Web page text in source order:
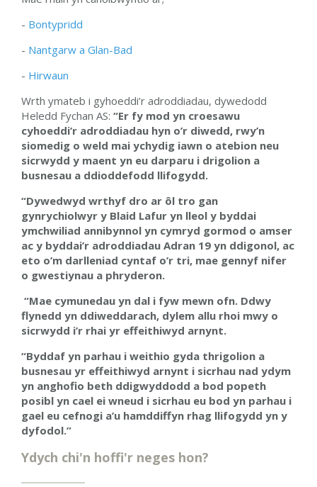
- Bontypridd
- Nantgarw a Glan-Bad
- Hirwaun
Wrth ymateb i gyhoeddi’r adroddiadau, dywedodd
Heledd Fychan AS: “Er fy mod yn croesawu
cyhoeddi’r adroddiadau hyn o’r diwedd, rwy’n
siomedig o weld mai ychydig iawn o atebion neu
sicrwydd y maent yn eu darparu i drigolion a
busnesau a ddioddefodd llifogydd.
“Dywedwyd wrthyf dro ar ôl tro gan
gynrychiolwyr y Blaid Lafur yn lleol y byddai
ymchwiliad annibynnol yn cymryd gormod o amser
ac y byddai’r adroddiadau Adran 19 yn ddigonol, ac
eto o’m darlleniad cyntaf o’r tri, mae gennyf nifer
o gwestiynau a phryderon.
“Mae cymunedau yn dal i fyw mewn ofn. Ddwy
flynedd yn ddiweddarach, dylem allu rhoi mwy o
sicrwydd i’r rhai yr effeithiwyd arnynt.
“Byddaf yn parhau i weithio gyda thrigolion a
busnesau yr effeithiwyd arnynt i sicrhau nad ydym
yn anghofio beth ddigwyddodd a bod popeth
posibl yn cael ei wneud i sicrhau eu bod yn parhau i
gael eu cefnogi a’u hamddiffyn rhag llifogydd yn y
dyfodol.”
Ydych chi'n hoffi'r neges hon?